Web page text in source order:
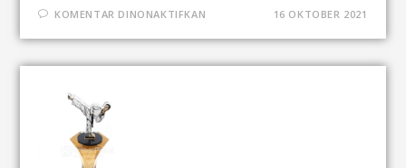
KOMENTAR DINONAKTIFKAN 16 OKTOBER 2021